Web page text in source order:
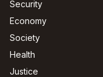
Security
Economy
Society
Health
Justice